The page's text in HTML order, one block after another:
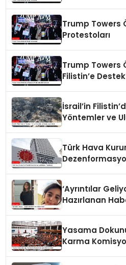
Trump Towers
Protestoları
Trump Towers
Filistin’e
İsrail’in
Yöntemler ve
Türk Hava
‘Ayrıntılar
Hazırlanan
Yasama
Karma